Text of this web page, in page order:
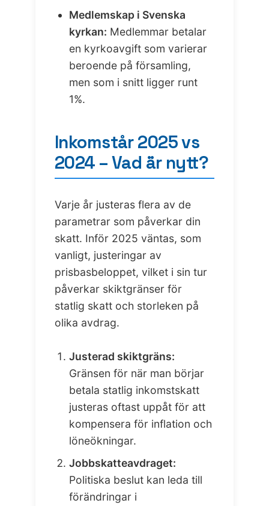
Medlemskap i Svenska
kyrkan: Medlemmar betalar
en kyrkoavgift som varierar
beroende på församling,
men som i snitt ligger runt
1%.
Inkomstår 2025 vs
2024 – Vad är nytt?
Varje år justeras flera av de
parametrar som påverkar din
skatt. Inför 2025 väntas, som
vanligt, justeringar av
prisbasbeloppet, vilket i sin tur
påverkar skiktgränser för
statlig skatt och storleken på
olika avdrag.
Justerad skiktgräns:
Gränsen för när man börjar
betala statlig inkomstskatt
justeras oftast uppåt för att
kompensera för inflation och
löneökningar.
Jobbskatteavdraget:
Politiska beslut kan leda till
förändringar i